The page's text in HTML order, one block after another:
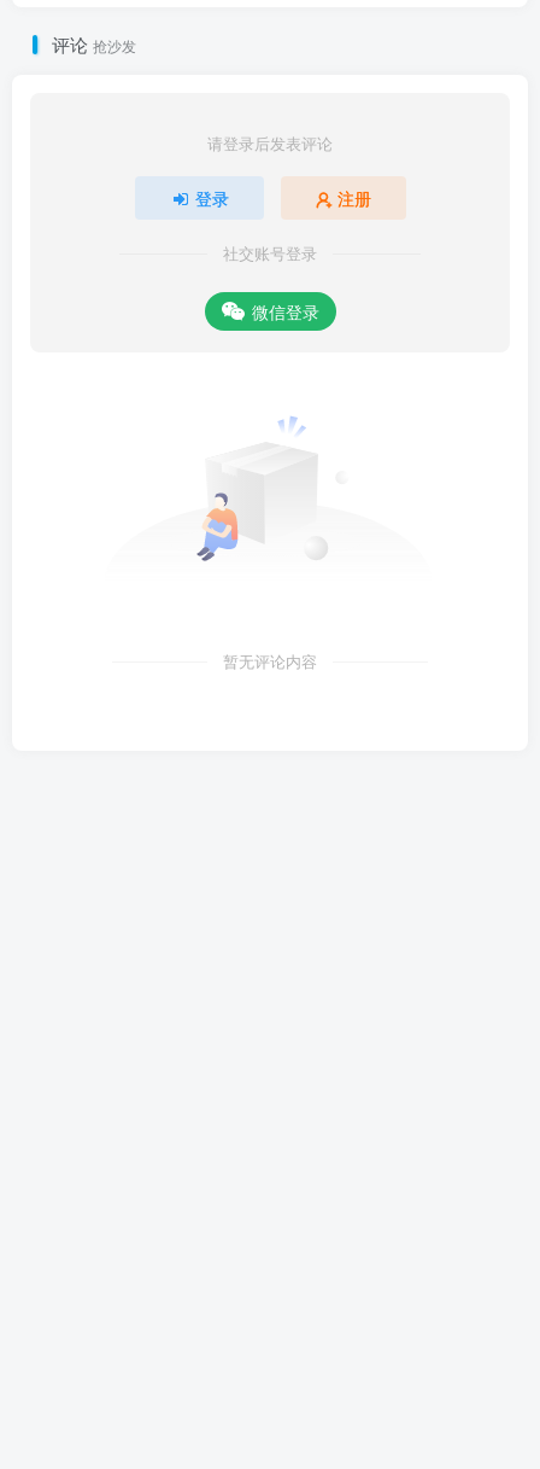
评论 抢沙发
请登录后发表评论
登录 注册
社交账号登录
微信登录
暂无评论内容